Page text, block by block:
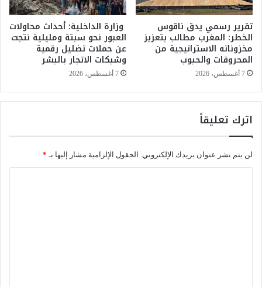
ل
م
ا
ل
ا
ف
ر
ض
ه
ذ
ه
ا
س
ن
ت
ا
تقرير رسمي يدق ناقوس
الخطر: المغرب مطالب بتعزيز
مخزوناته الاستراتيجية من
المحروقات والحبوب
7 أغسطس، 2026
وزارة الداخلية: أحداث محاولات
العبور نحو سبتة ومليلية نتجت
عن حملات تضليل رقمية
وشبكات الاتجار بالبشر
7 أغسطس، 2026
اترك تعليقاً
لن يتم نشر عنوان بريدك الإلكتروني. الحقول الإلزامية مشار إليها بـ *